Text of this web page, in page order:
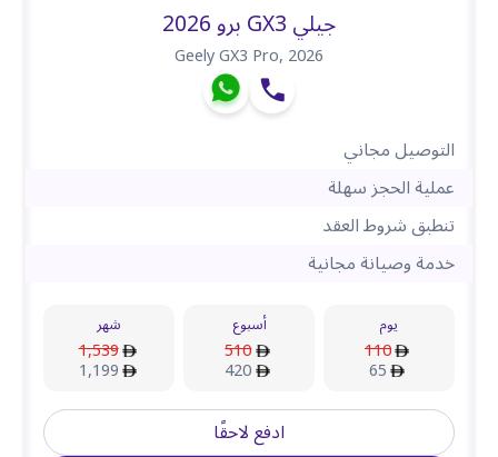
جيلي GX3 برو 2026
Geely GX3 Pro,2026
التوصيل مجاني
عملية الحجز سهلة
تنطبق شروط العقد
خدمة وصيانة مجانية
يوم
110
65
أسبوع
510
420
شهر
1,539
1,199
ادفع لاحقًا